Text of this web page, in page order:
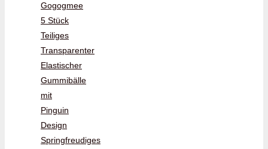
Gogogmee
5 Stück
Teiliges
Transparenter
Elastischer
Gummibälle
mit
Pinguin
Design
Springfreudiges